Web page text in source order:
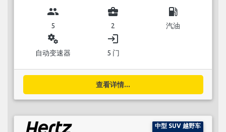
group
5
business_center
2
local_gas_station
汽油
miscellaneous_services
自动变速器
login
5 门
查看详情...
中型 SUV 越野车